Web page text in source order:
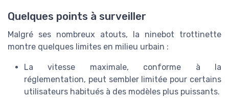
Quelques points à surveiller
Malgré ses nombreux atouts, la ninebot trottinette
montre quelques limites en milieu urbain :
La vitesse maximale, conforme à la
réglementation, peut sembler limitée pour certains
utilisateurs habitués à des modèles plus puissants.